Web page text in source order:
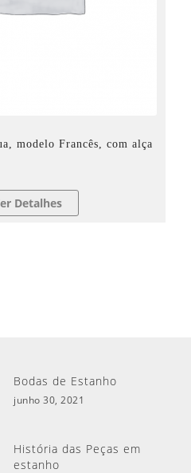
modelo Francês, com alça
Detalhes
Bodas de Estanho
junho 30, 2021
História das Peças em
estanho